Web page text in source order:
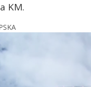
KM.